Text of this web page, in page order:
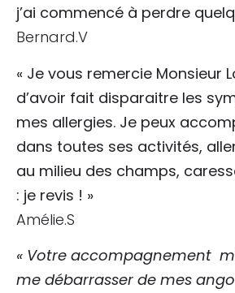
j’ai commencé à perdre
Bernard.V
« Je vous remercie Monsieur
d’avoir fait disparaitre les
mes allergies. Je peux
dans toutes ses activités,
au milieu des champs,
: je revis ! »
Amélie.S
« Votre accompagnement
me débarrasser de mes